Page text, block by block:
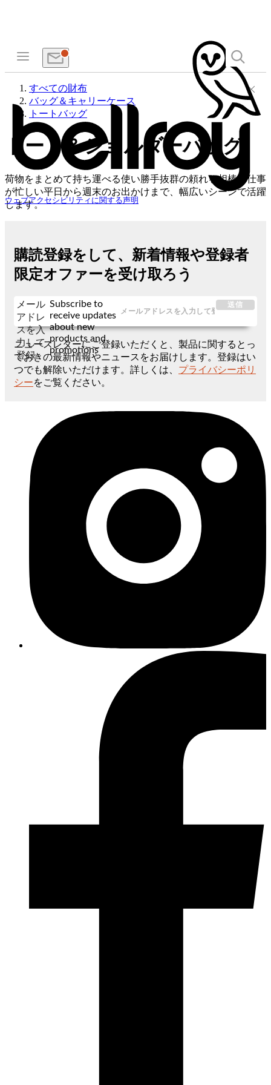
ウェブアクセシビリティに関する声明
すべての財布
バッグ＆キャリーケース
トートバッグ
トート＆ショルダーバッグ
荷物をまとめて持ち運べる使い勝手抜群の頼れる相棒。仕事
が忙しい平日から週末のお出かけまで、幅広いシーンで活躍
します。
購読登録をして、新着情報や登録者
限定オファーを受け取ろう
メール
アドレ
スを入
力して
登録
Subscribe to
receive updates
about new
products and
promotions
送信
ニュースレターにご登録いただくと、製品に関するとっ
ておきの最新情報やニュースをお届けします。登録はい
つでも解除いただけます。詳しくは、 プライバシーポリ
シーをご覧ください。